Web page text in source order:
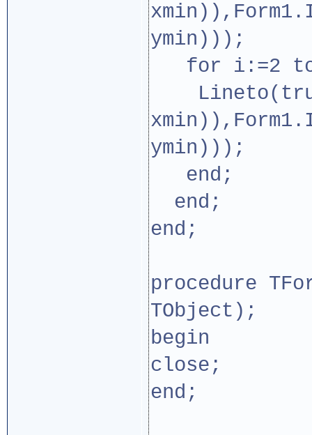
ymin)));
for i:=2 to
ymin)));
end;
end;
end;
procedure
TObject);
begin
close;
end;